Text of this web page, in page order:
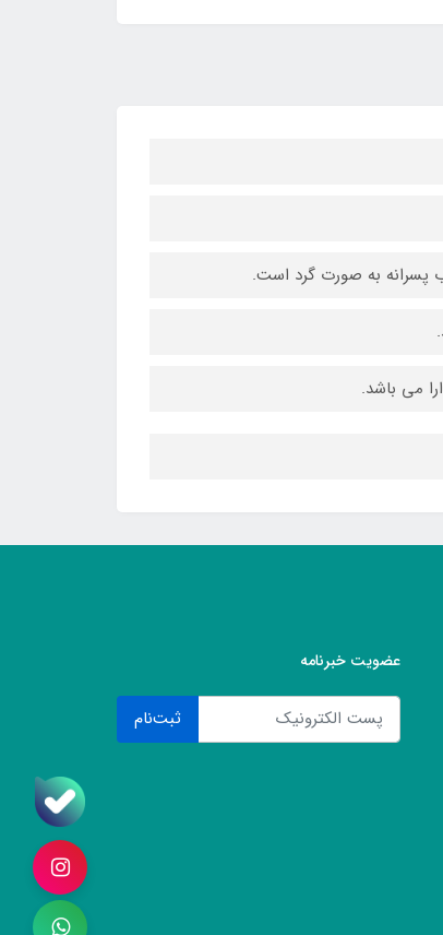
پسرانه به صورت گرد است.
می باشد.
عضویت خبرنامه
ثبت‌نام